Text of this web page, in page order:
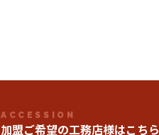
ACCESSION
加盟ご希望の工務店様はこちら